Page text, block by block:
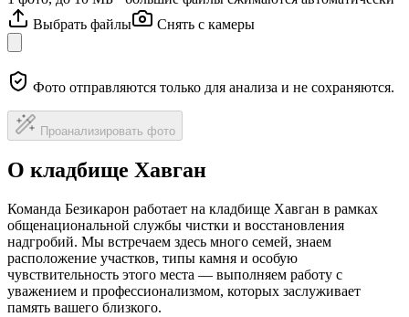
Выбрать файлы
Снять с камеры
Фото отправляются только для анализа и не сохраняются.
Проанализировать фото
О кладбище Хавган
Команда Безикарон работает на кладбище Хавган в рамках
общенациональной службы чистки и восстановления
надгробий. Мы встречаем здесь много семей, знаем
расположение участков, типы камня и особую
чувствительность этого места — выполняем работу с
уважением и профессионализмом, которых заслуживает
память вашего близкого.